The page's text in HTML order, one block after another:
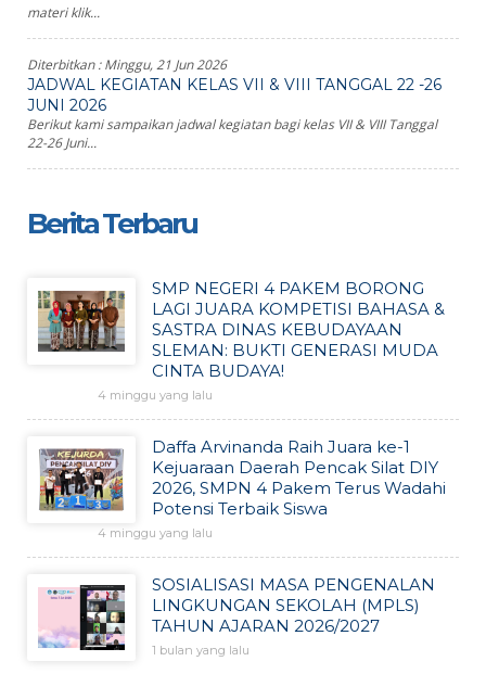
materi klik...
Diterbitkan :Minggu, 21 Jun 2026
JADWAL KEGIATAN KELAS VII & VIII TANGGAL 22 -26
JUNI 2026
Berikut kami sampaikan jadwal kegiatan bagi kelas VII & VIII Tanggal
22-26 Juni...
Berita Terbaru
SMP NEGERI 4 PAKEM BORONG
LAGI JUARA KOMPETISI BAHASA &
SASTRA DINAS KEBUDAYAAN
SLEMAN: BUKTI GENERASI MUDA
CINTA BUDAYA!
4 minggu yang lalu
Daffa Arvinanda Raih Juara ke-1
Kejuaraan Daerah Pencak Silat DIY
2026, SMPN 4 Pakem Terus Wadahi
Potensi Terbaik Siswa
4 minggu yang lalu
SOSIALISASI MASA PENGENALAN
LINGKUNGAN SEKOLAH (MPLS)
TAHUN AJARAN 2026/2027
1 bulan yang lalu